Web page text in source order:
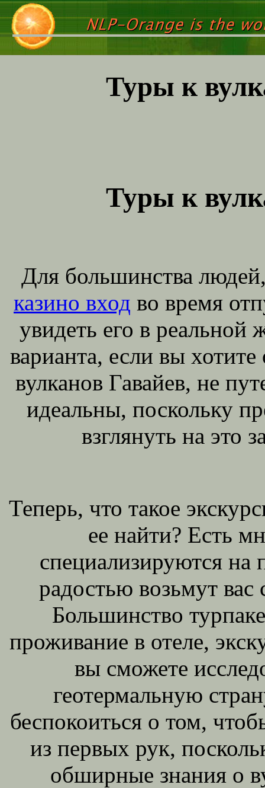
Туры к
Туры к
Для большинства
казино вход во время
увидеть его в реальной
варианта, если вы
вулканов Гавайев, не
идеальны, поскольку
взглянуть на это
Теперь, что такое
ее найти? Есть
специализируются
радостью возьмут вас
Большинство
проживание в отеле,
вы сможете
геотермальную
беспокоиться о том,
из первых рук,
обширные знания о